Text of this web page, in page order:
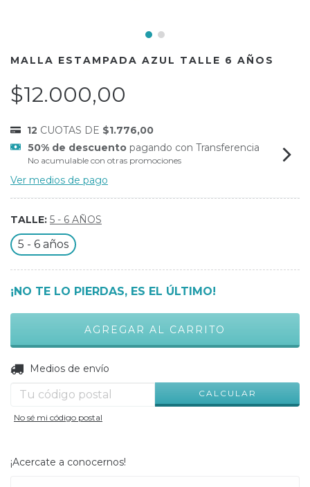
MALLA ESTAMPADA AZUL TALLE 6 AÑOS
$12.000,00
12 CUOTAS DE $1.776,00
50% de descuento pagando con Transferencia
No acumulable con otras promociones
Ver medios de pago
TALLE: 5 - 6 AÑOS
5 - 6 años
¡NO TE LO PIERDAS, ES EL ÚLTIMO!
Entregas para el CP:
Medios de envío
CALCULAR
No sé mi código postal
¡Acercate a conocernos!